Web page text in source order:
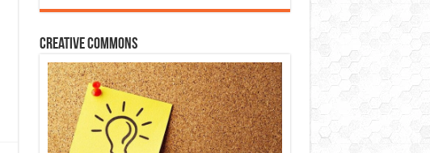
Creative Commons